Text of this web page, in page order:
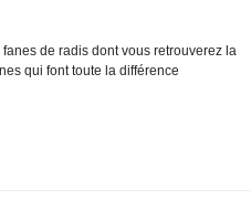
de radis dont vous retrouverez la
qui font toute la différence